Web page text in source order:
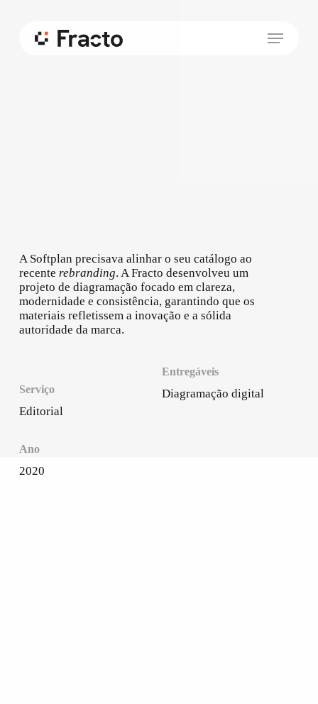
Menu
A Softplan precisava alinhar o seu catálogo ao
recente rebranding. A Fracto desenvolveu um
projeto de diagramação focado em clareza,
modernidade e consistência, garantindo que os
materiais refletissem a inovação e a sólida
autoridade da marca.
Serviço
Editorial
Ano
2020
Entregáveis
Diagramação digital